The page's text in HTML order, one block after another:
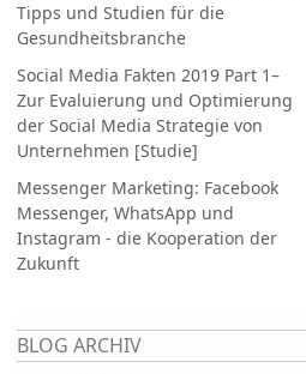
Tipps und Studien für die
Gesundheitsbranche
Social Media Fakten 2019 Part 1–
Zur Evaluierung und Optimierung
der Social Media Strategie von
Unternehmen [Studie]
Messenger Marketing: Facebook
Messenger, WhatsApp und
Instagram - die Kooperation der
Zukunft
BLOG ARCHIV
Seiten